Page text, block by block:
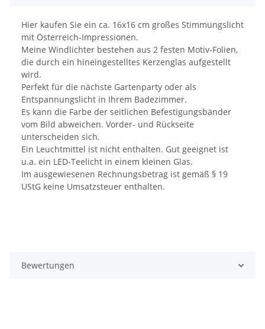
Hier kaufen Sie ein ca. 16x16 cm großes Stimmungslicht
mit Österreich-Impressionen.
Meine Windlichter bestehen aus 2 festen Motiv-Folien,
die durch ein hineingestelltes Kerzenglas aufgestellt
wird.
Perfekt für die nächste Gartenparty oder als
Entspannungslicht in Ihrem Badezimmer.
Es kann die Farbe der seitlichen Befestigungsbänder
vom Bild abweichen. Vorder- und Rückseite
unterscheiden sich.
Ein Leuchtmittel ist nicht enthalten. Gut geeignet ist
u.a. ein LED-Teelicht in einem kleinen Glas.
Im ausgewiesenen Rechnungsbetrag ist gemäß § 19
UStG keine Umsatzsteuer enthalten.
Bewertungen